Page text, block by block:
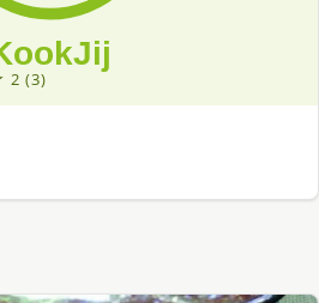
2 (3)